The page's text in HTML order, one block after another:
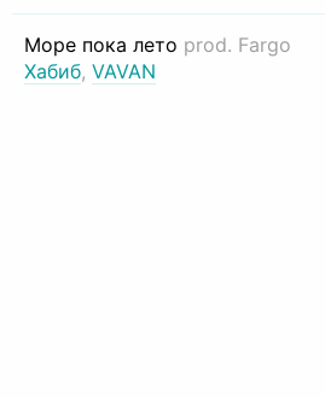
Море пока лето prod. Fargo
Хабиб, VAVAN